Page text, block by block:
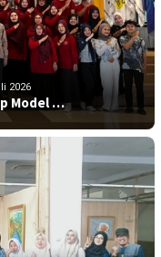
2026
Model …